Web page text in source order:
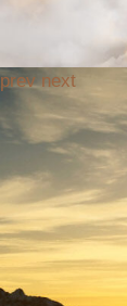
prev next